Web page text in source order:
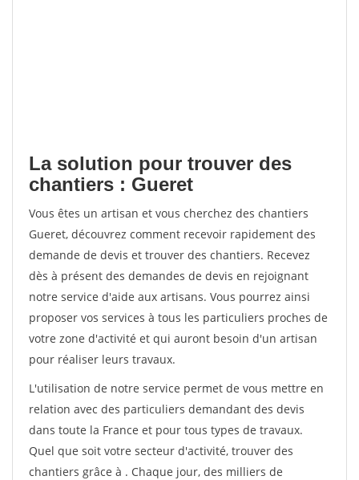
La solution pour trouver des
chantiers : Gueret
Vous êtes un artisan et vous cherchez des chantiers
Gueret, découvrez comment recevoir rapidement des
demande de devis et trouver des chantiers. Recevez
dès à présent des demandes de devis en rejoignant
notre service d'aide aux artisans. Vous pourrez ainsi
proposer vos services à tous les particuliers proches de
votre zone d'activité et qui auront besoin d'un artisan
pour réaliser leurs travaux.
L'utilisation de notre service permet de vous mettre en
relation avec des particuliers demandant des devis
dans toute la France et pour tous types de travaux.
Quel que soit votre secteur d'activité, trouver des
chantiers grâce à . Chaque jour, des milliers de